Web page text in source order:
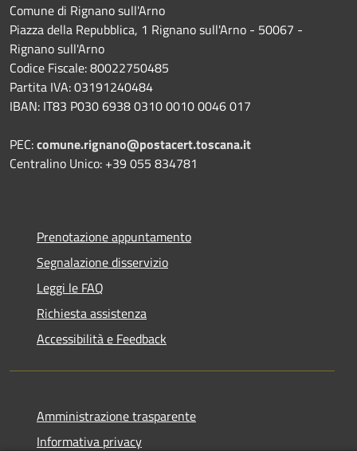
Comune di Rignano sull'Arno
Piazza della Repubblica, 1 Rignano sull'Arno - 50067 -
Rignano sull'Arno
Codice Fiscale: 80022750485
Partita IVA: 03191240484
IBAN: IT83 P030 6938 0310 0010 0046 017
PEC:comune.rignano@postacert.toscana.it
Centralino Unico: +39 055 834781
Prenotazione appuntamento
Segnalazione disservizio
Leggi le FAQ
Richiesta assistenza
Accessibilità e Feedback
Amministrazione trasparente
Informativa privacy